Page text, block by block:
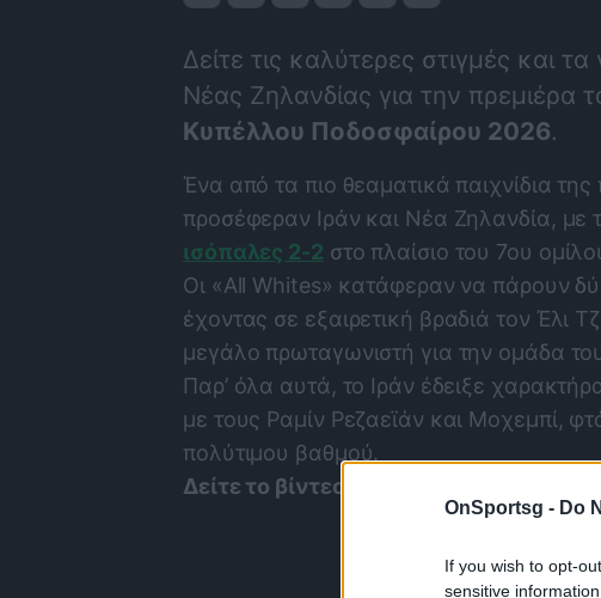
OnSportsg - Do
If you wish to opt-
sensitive
Δείτε τις καλύτερες στιγμές και
Νέας Ζηλανδίας για την πρεμιέρα
Κυπέλλου Ποδοσφαίρου 2026.
Ένα από τα πιο θεαματικά παιχνίδια
προσέφεραν Ιράν και Νέα Ζηλανδία, με
ισόπαλες 2-2 στο πλαίσιο του 7ου
Οι «All Whites» κατάφεραν να πάρουν
έχοντας σε εξαιρετική βραδιά τον Έλι
μεγάλο πρωταγωνιστή για την ομάδα
Παρ’ όλα αυτά, το Ιράν έδειξε
με τους Ραμίν Ρεζαεϊάν και Μοχεμπί,
πολύτιμου βαθμού.
Δείτε το βίντεο με τα highlights του